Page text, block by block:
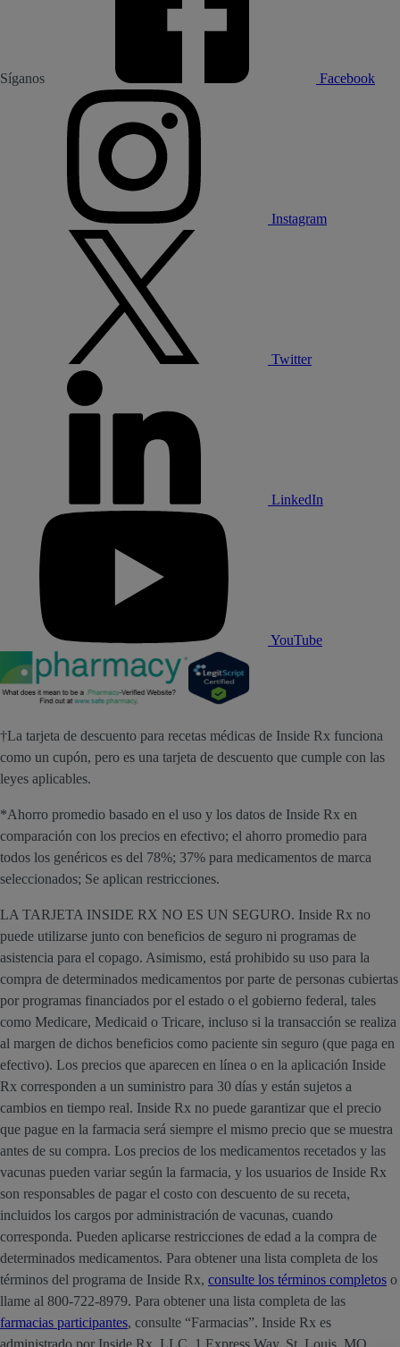
Síganos Facebook
Instagram
Twitter
LinkedIn
YouTube
†La tarjeta de descuento para recetas médicas de Inside Rx funciona
como un cupón, pero es una tarjeta de descuento que cumple con las
leyes aplicables.
*Ahorro promedio basado en el uso y los datos de Inside Rx en
comparación con los precios en efectivo; el ahorro promedio para
todos los genéricos es del 78%; 37% para medicamentos de marca
seleccionados; Se aplican restricciones.
LA TARJETA INSIDE RX NO ES UN SEGURO. Inside Rx no
puede utilizarse junto con beneficios de seguro ni programas de
asistencia para el copago. Asimismo, está prohibido su uso para la
compra de determinados medicamentos por parte de personas cubiertas
por programas financiados por el estado o el gobierno federal, tales
como Medicare, Medicaid o Tricare, incluso si la transacción se realiza
al margen de dichos beneficios como paciente sin seguro (que paga en
efectivo). Los precios que aparecen en línea o en la aplicación Inside
Rx corresponden a un suministro para 30 días y están sujetos a
cambios en tiempo real. Inside Rx no puede garantizar que el precio
que pague en la farmacia será siempre el mismo precio que se muestra
antes de su compra. Los precios de los medicamentos recetados y las
vacunas pueden variar según la farmacia, y los usuarios de Inside Rx
son responsables de pagar el costo con descuento de su receta,
incluidos los cargos por administración de vacunas, cuando
corresponda. Pueden aplicarse restricciones de edad a la compra de
determinados medicamentos. Para obtener una lista completa de los
términos del programa de Inside Rx, consulte los términos completos o
llame al 800-722-8979. Para obtener una lista completa de las
farmacias participantes, consulte “Farmacias”. Inside Rx es